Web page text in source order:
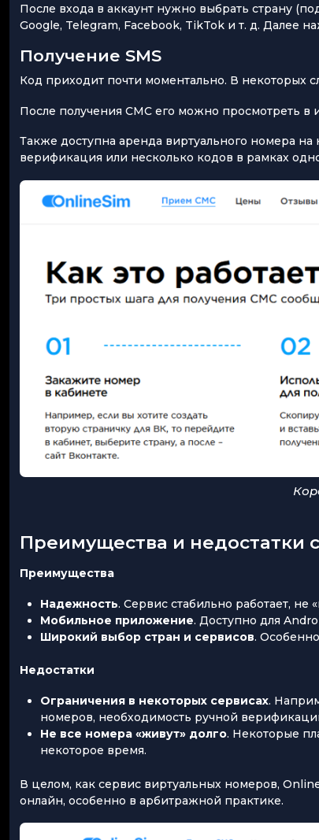
После входа в аккаунт нужно выбрать страну
Google, Telegram, Facebook, TikTok и т. д. Далее
Получение SMS
Код приходит почти моментально. В некоторых
После получения СМС его можно просмотреть в
Также доступна аренда виртуального номера
верификация или несколько кодов в рамках
Преимущества и недостатки
Преимущества
Надежность. Сервис стабильно работает, не
Мобильное приложение. Доступно для
Широкий выбор стран и сервисов.
Недостатки
Ограничения в некоторых сервисах.
номеров, необходимость ручной
Не все номера «живут» долго. Некоторые
некоторое время.
В целом, как сервис виртуальных номеров,
онлайн, особенно в арбитражной практике.